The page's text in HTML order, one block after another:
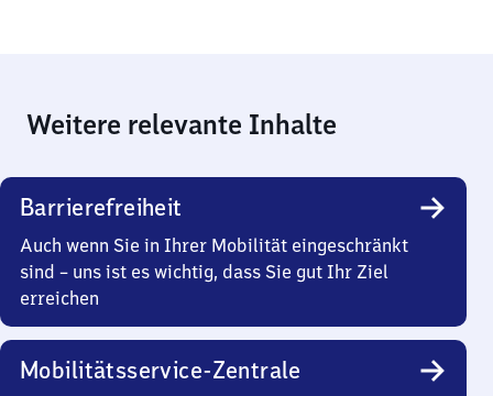
Weitere relevante Inhalte
Barrierefreiheit
Auch wenn Sie in Ihrer Mobilität eingeschränkt
sind – uns ist es wichtig, dass Sie gut Ihr Ziel
erreichen
Mobilitätsservice-Zentrale